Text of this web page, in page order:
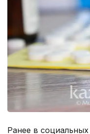
Ранее в